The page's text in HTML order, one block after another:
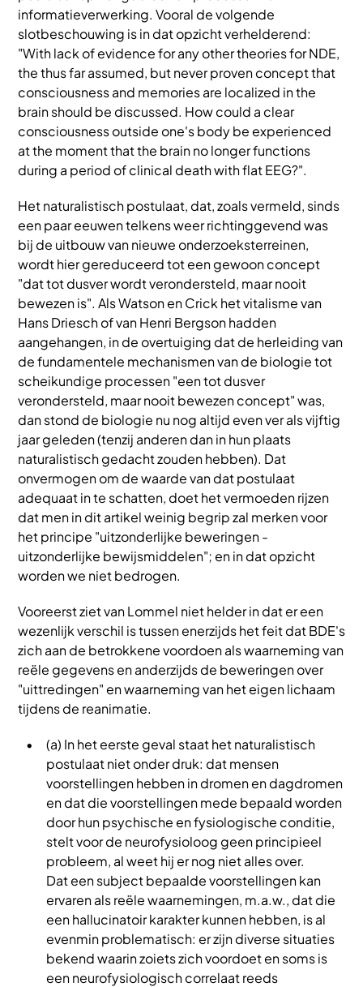
informatieverwerking. Vooral de volgende
slotbeschouwing is in dat opzicht verhelderend:
"With lack of evidence for any other theories for NDE,
the thus far assumed, but never proven concept that
consciousness and memories are localized in the
brain should be discussed. How could a clear
consciousness outside one's body be experienced
at the moment that the brain no longer functions
during a period of clinical death with flat EEG?".
Het naturalistisch postulaat, dat, zoals vermeld, sinds
een paar eeuwen telkens weer richtinggevend was
bij de uitbouw van nieuwe onderzoeksterreinen,
wordt hier gereduceerd tot een gewoon concept
"dat tot dusver wordt verondersteld, maar nooit
bewezen is". Als Watson en Crick het vitalisme van
Hans Driesch of van Henri Bergson hadden
aangehangen, in de overtuiging dat de herleiding van
de fundamentele mechanismen van de biologie tot
scheikundige processen "een tot dusver
verondersteld, maar nooit bewezen concept" was,
dan stond de biologie nu nog altijd even ver als vijftig
jaar geleden (tenzij anderen dan in hun plaats
naturalistisch gedacht zouden hebben). Dat
onvermogen om de waarde van dat postulaat
adequaat in te schatten, doet het vermoeden rijzen
dat men in dit artikel weinig begrip zal merken voor
het principe "uitzonderlijke beweringen -
uitzonderlijke bewijsmiddelen"; en in dat opzicht
worden we niet bedrogen.
Vooreerst ziet van Lommel niet helder in dat er een
wezenlijk verschil is tussen enerzijds het feit dat BDE's
zich aan de betrokkene voordoen als waarneming van
reële gegevens en anderzijds de beweringen over
"uittredingen" en waarneming van het eigen lichaam
tijdens de reanimatie.
(a) In het eerste geval staat het naturalistisch
postulaat niet onder druk: dat mensen
voorstellingen hebben in dromen en dagdromen
en dat die voorstellingen mede bepaald worden
door hun psychische en fysiologische conditie,
stelt voor de neurofysioloog geen principieel
probleem, al weet hij er nog niet alles over.
Dat een subject bepaalde voorstellingen kan
ervaren als reële waarnemingen, m.a.w., dat die
een hallucinatoir karakter kunnen hebben, is al
evenmin problematisch: er zijn diverse situaties
bekend waarin zoiets zich voordoet en soms is
een neurofysiologisch correlaat reeds